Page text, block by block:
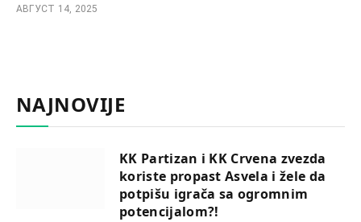
АВГУСТ 14, 2025
NAJNOVIJE
KK Partizan i KK Crvena zvezda
koriste propast Asvela i žele da
potpišu igrača sa ogromnim
potencijalom?!